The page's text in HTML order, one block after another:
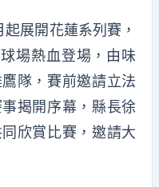
展開花蓮系列賽，
場熱血登場，由味
隊，賽前邀請立法
揭開序幕，縣長徐
欣賞比賽，邀請大